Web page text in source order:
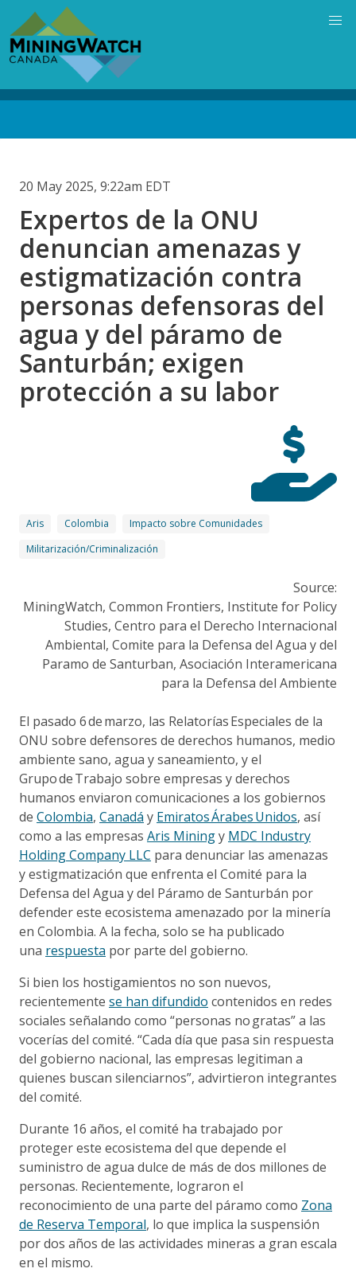
main
content
20 May 2025, 9:22am EDT
Expertos de la ONU
denuncian amenazas y
estigmatización contra
personas defensoras del
agua y del páramo de
Santurbán; exigen
protección a su labor
Aris Colombia
Impacto sobre Comunidades
Militarización/Criminalización
Source:
MiningWatch, Common Frontiers, Institute for Policy
Studies, Centro para el Derecho Internacional
Ambiental, Comite para la Defensa del Agua y del
Paramo de Santurban, Asociación Interamericana
para la Defensa del Ambiente
El pasado 6 de marzo, las Relatorías Especiales de la
ONU sobre defensores de derechos humanos, medio
ambiente sano, agua y saneamiento, y el
Grupo de Trabajo sobre empresas y derechos
humanos enviaron comunicaciones a los gobiernos
de Colombia, Canadá y Emiratos Árabes Unidos, así
como a las empresas Aris Miningy MDC Industry
Holding Company LLC para denunciar las amenazas
y estigmatización que enfrenta el Comité para la
Defensa del Agua y del Páramo de Santurbán por
defender este ecosistema amenazado por la minería
en Colombia. A la fecha, solo se ha publicado
una respuesta por parte del gobierno.
Si bien los hostigamientos no son nuevos,
recientemente se han difundido contenidos en redes
sociales señalando como “personas no gratas” a las
vocerías del comité. “Cada día que pasa sin respuesta
del gobierno nacional, las empresas legitiman a
quienes buscan silenciarnos”, advirtieron integrantes
del comité.
Durante 16 años, el comité ha trabajado por
proteger este ecosistema del que depende el
suministro de agua dulce de más de dos millones de
personas. Recientemente, lograron el
reconocimiento de una parte del páramo como Zona
de Reserva Temporal, lo que implica la suspensión
por dos años de las actividades mineras a gran escala
en el mismo.